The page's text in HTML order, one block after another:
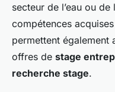
secteur de l’eau ou de
compétences
permettent également
offres de stage
recherche stage.